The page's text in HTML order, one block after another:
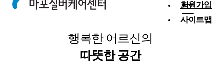
회원가입
사이트맵
행복한 어르신의
따뜻한 공간